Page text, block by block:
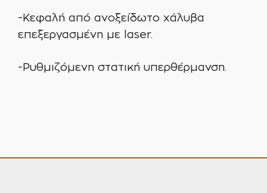
-Κεφαλή από ανοξείδωτο χάλυβα
επεξεργασμένη με laser.
-Ρυθμιζόμενη στατική υπερθέρμανση.